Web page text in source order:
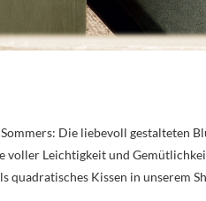
Die liebevoll gestalteten
voller Leichtigkeit und
quadratisches Kissen in unserem